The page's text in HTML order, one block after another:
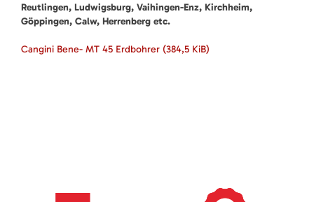
Reutlingen, Ludwigsburg, Vaihingen-Enz, Kirchheim,
Göppingen, Calw, Herrenberg etc.
Cangini Bene- MT 45 Erdbohrer (384,5 KiB)